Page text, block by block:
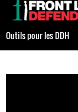
to
to
top
Outils pour les DDH